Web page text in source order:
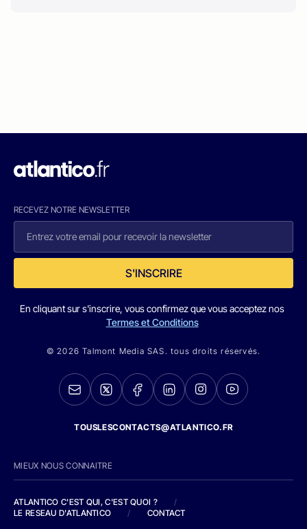
RECEVEZ NOTRE NEWSLETTER
S'INSCRIRE
En cliquant sur s'inscrire, vous confirmez que vous acceptez nos
Termes et Conditions
© 2026 Talmont Media SAS. tous droits réservés.
TOUSLESCONTACTS@ATLANTICO.FR
MIEUX NOUS CONNAITRE
ATLANTICO C'EST QUI, C'EST QUOI ?
/
LE RESEAU D'ATLANTICO
/ CONTACT